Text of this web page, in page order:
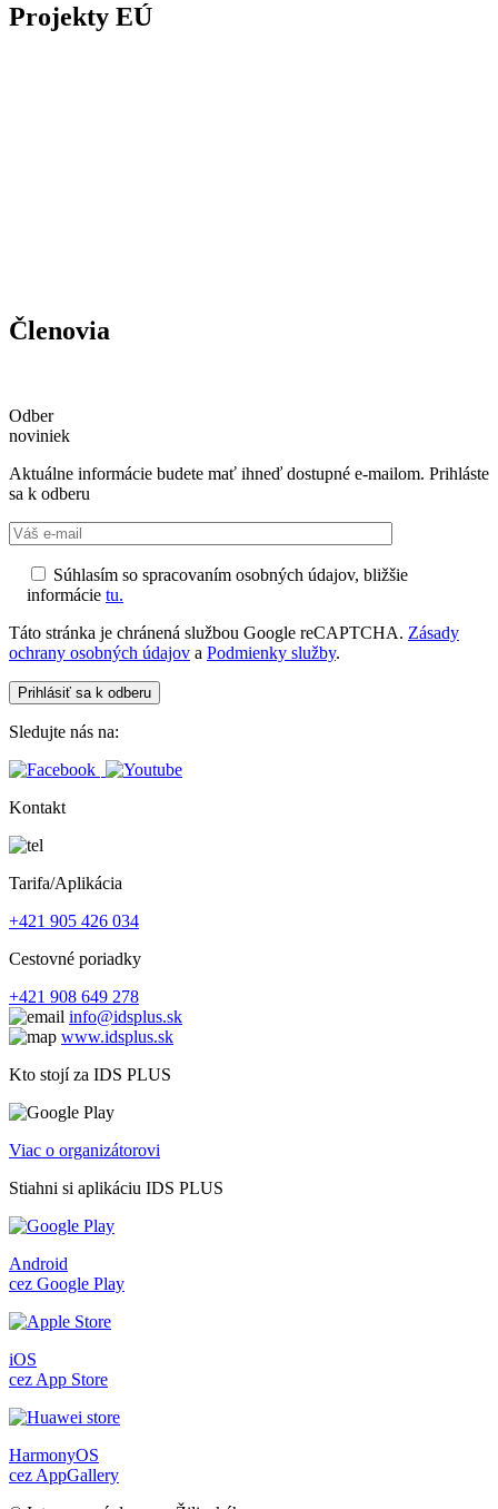
Projekty EÚ
Členovia
Odber
noviniek
Aktuálne informácie budete mať ihneď dostupné e-mailom. Prihláste
sa k odberu
Súhlasím so spracovaním osobných údajov, bližšie
informácie tu.
Táto stránka je chránená službou Google reCAPTCHA. Zásady
ochrany osobných údajov a Podmienky služby.
Sledujte nás na:
Kontakt
Tarifa/Aplikácia
+421 905 426 034
Cestovné poriadky
+421 908 649 278
info@idsplus.sk
www.idsplus.sk
Kto stojí za IDS PLUS
Viac o organizátorovi
Stiahni si aplikáciu IDS PLUS
Android
cez Google Play
iOS
cez App Store
HarmonyOS
cez AppGallery